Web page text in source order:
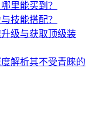
里能买到？
技能搭配？
级与获取顶级装
解析其不受青睐的